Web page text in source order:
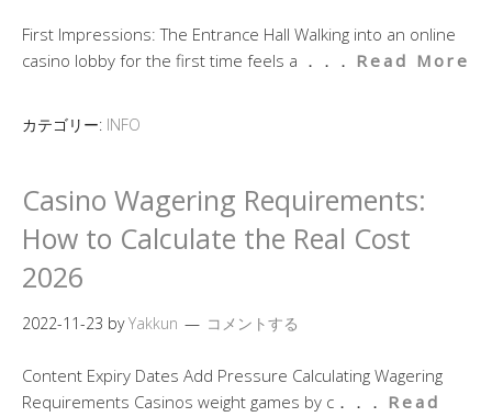
First Impressions: The Entrance Hall Walking into an online
casino lobby for the first time feels a ．．． Read More
カテゴリー: INFO
Casino Wagering Requirements:
How to Calculate the Real Cost
2026
2022-11-23 byYakkun コメントする
Content Expiry Dates Add Pressure Calculating Wagering
Requirements Casinos weight games by c．．． Read